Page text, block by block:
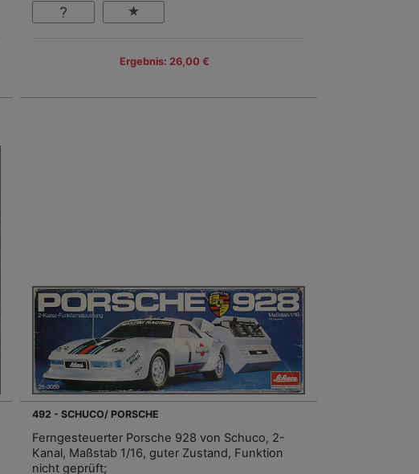
Ergebnis: 26,00 €
492 - SCHUCO/ PORSCHE
Ferngesteuerter Porsche 928 von Schuco, 2-
Kanal, Maßstab 1/16, guter Zustand, Funktion
nicht geprüft;